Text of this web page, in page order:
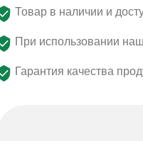
Товар в наличии и
При использовании
Гарантия качества